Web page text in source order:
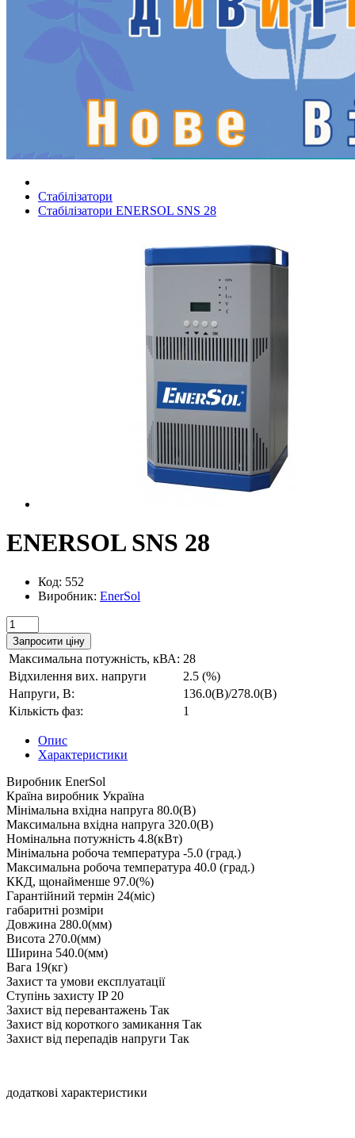
Стабілізатори
Стабілізатори ENERSOL SNS 28
ENERSOL SNS 28
Код: 552
Виробник: EnerSol
Запросити ціну
Максимальна потужність, кВА: 28
Відхилення вих. напруги
2.5 (%)
Напруги, В:
136.0(В)/278.0(В)
Кількість фаз:
1
Опис
Характеристики
Виробник EnerSol
Країна виробник Україна
Мінімальна вхідна напруга 80.0(В)
Максимальна вхідна напруга 320.0(В)
Номінальна потужність 4.8(кВт)
Мінімальна робоча температура -5.0 (град.)
Максимальна робоча температура 40.0 (град.)
ККД, щонайменше 97.0(%)
Гарантійний термін 24(міс)
габаритні розміри
Довжина 280.0(мм)
Висота 270.0(мм)
Ширина 540.0(мм)
Вага 19(кг)
Захист та умови експлуатації
Ступінь захисту IP 20
Захист від перевантажень Так
Захист від короткого замикання Так
Захист від перепадів напруги Так
додаткові характеристики